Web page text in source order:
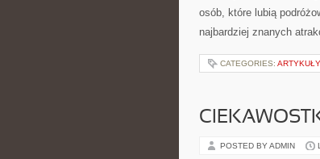
osób, które lubią
najbardziej znanych
CATEGORIES:
POSTED BY ADMIN